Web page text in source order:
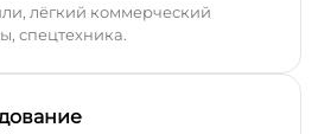
лёгкий коммерческий
спецтехника.